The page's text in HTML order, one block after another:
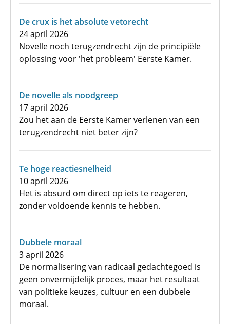
De crux is het absolute vetorecht
24 april 2026
Novelle noch terugzendrecht zijn de principiële
oplossing voor 'het probleem' Eerste Kamer.
De novelle als noodgreep
17 april 2026
Zou het aan de Eerste Kamer verlenen van een
terugzendrecht niet beter zijn?
Te hoge reactiesnelheid
10 april 2026
Het is absurd om direct op iets te reageren,
zonder voldoende kennis te hebben.
Dubbele moraal
3 april 2026
De normalisering van radicaal gedachtegoed is
geen onvermijdelijk proces, maar het resultaat
van politieke keuzes, cultuur en een dubbele
moraal.